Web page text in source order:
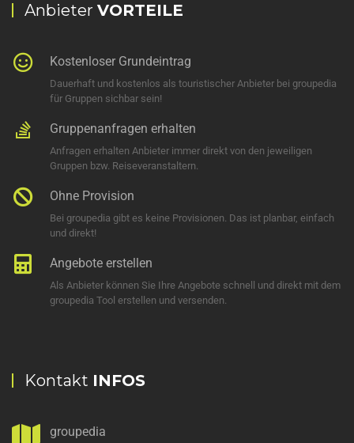
Anbieter VORTEILE
Kostenloser Grundeintrag
Dauerhaft und kostenlos als touristischer Anbieter bei groupedia
für Gruppen sichbar sein!
Gruppenanfragen erhalten
Anfragen erhalten Anbieter immer direkt von den jeweiligen
Gruppen bzw. Reiseveranstaltern.
Ohne Provision
Bei groupedia gibt es keine Provisionen. Das ist planbar, einfach
und direkt!
Angebote erstellen
Als Anbieter können Sie Ihre Angebote schnell und direkt mit dem
groupedia Tool erstellen und versenden.
Kontakt INFOS
groupedia